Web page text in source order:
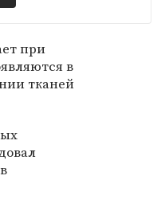
при
в
тканей